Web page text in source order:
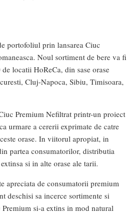
portofoliul prin lansarea Ciuc
Noul sortiment de bere va fi
locatii HoReCa, din sase orase
Cluj-Napoca, Sibiu, Timisoara,
Premium Nefiltrat printr-un proiect
urmare a cererii exprimate de catre
orase. In viitorul apropiat, in
partea consumatorilor, distributia
si in alte orase ale tarii.
apreciata de consumatorii premium
deschisi sa incerce sortimente si
si-a extins in mod natural